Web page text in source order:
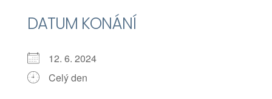
DATUM KONÁNÍ
12. 6. 2024
Celý den